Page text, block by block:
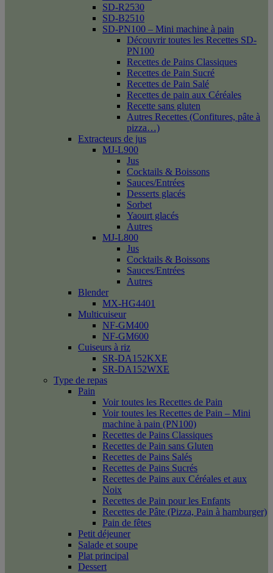
SD-R2530
SD-B2510
SD-PN100 – Mini machine à pain
Découvrir toutes les Recettes SD-
PN100
Recettes de Pains Classiques
Recettes de Pain Sucré
Recettes de Pain Salé
Recettes de pain aux Céréales
Recette sans gluten
Autres Recettes (Confitures, pâte à
pizza…)
Extracteurs de jus
MJ-L900
Jus
Cocktails & Boissons
Sauces/Entrées
Desserts glacés
Sorbet
Yaourt glacés
Autres
MJ-L800
Jus
Cocktails & Boissons
Sauces/Entrées
Autres
Blender
MX-HG4401
Multicuiseur
NF-GM400
NF-GM600
Cuiseurs à riz
SR-DA152KXE
SR-DA152WXE
Type de repas
Pain
Voir toutes les Recettes de Pain
Voir toutes les Recettes de Pain – Mini
machine à pain (PN100)
Recettes de Pains Classiques
Recettes de Pain sans Gluten
Recettes de Pains Salés
Recettes de Pains Sucrés
Recettes de Pains aux Céréales et aux
Noix
Recettes de Pain pour les Enfants
Recettes de Pâte (Pizza, Pain à hamburger)
Pain de fêtes
Petit déjeuner
Salade et soupe
Plat principal
Dessert